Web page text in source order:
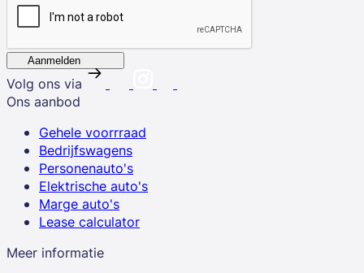
Aanmelden
Volg ons via
Ons aanbod
Gehele voorrraad
Bedrijfswagens
Personenauto's
Elektrische auto's
Marge auto's
Lease calculator
Meer informatie